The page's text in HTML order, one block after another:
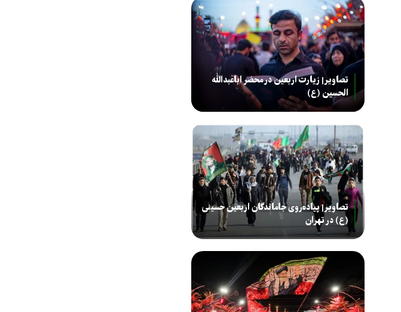
تصاویر| زیارت اربعین در محضر اباعبدالله
الحسین (ع)
تصاویر| پیاده‌روی جاماندگان اربعین حسینی
(ع) در تهران